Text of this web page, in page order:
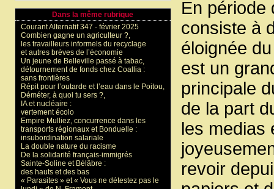
En période
consiste à
éloignée
est un
principale
de la part
les medias
revoir
Dans la même rubrique
Courant Alternatif 347 - février 2025
Combien gagne un agriculteur ?,
les travailleurs informels du recyclage
et autres brèves de l’économie
Un jeune de Belleville passé à tabac,
détournement de fonds chez Coallia :
sans frontières
Répit pour l’outarde et l’eau dans le Poitou,
Déméter, à quoi tu sers ?,
IA et nucléaire :
vertement écolo
Empire Mulliez, concurrence dans les
transports régionaux et Bonduelle :
insubordination salariale
La double nature du racisme
De la solidarité français-immigrés
Sainte-Soline et Bélâbre :
des hauts et des bas
« Parasites » et « Vous ne détestez pas le